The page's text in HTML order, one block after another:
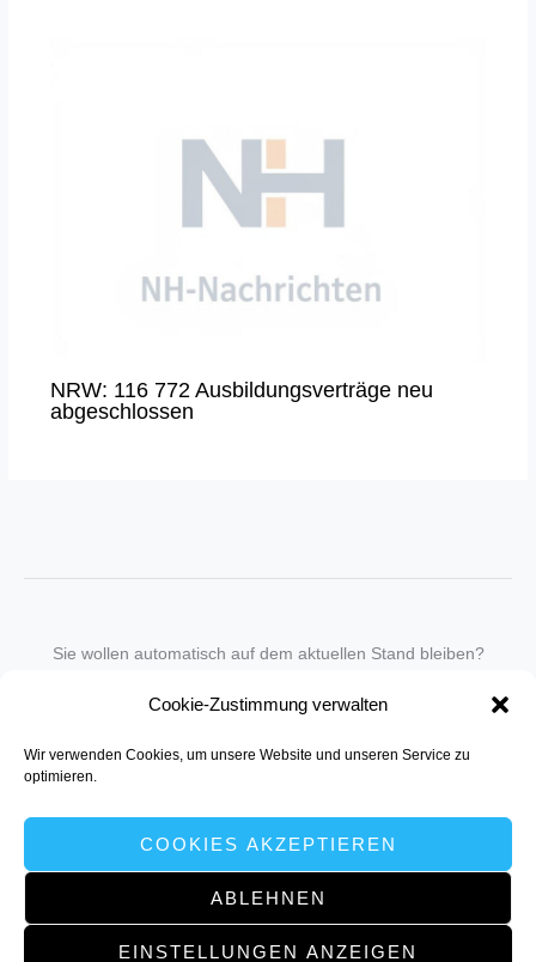
Cookie-Zustimmung verwalten
Wir verwenden Cookies, um unsere Website und unseren Service zu
optimieren.
COOKIES AKZEPTIEREN
ABLEHNEN
EINSTELLUNGEN ANZEIGEN
NRW: 116 772 Ausbildungsverträge neu
abgeschlossen
Sie wollen automatisch auf dem aktuellen Stand bleiben?
in unseren Newsletter-Service auf.
Senden Sie für ein Angebot einfach eine